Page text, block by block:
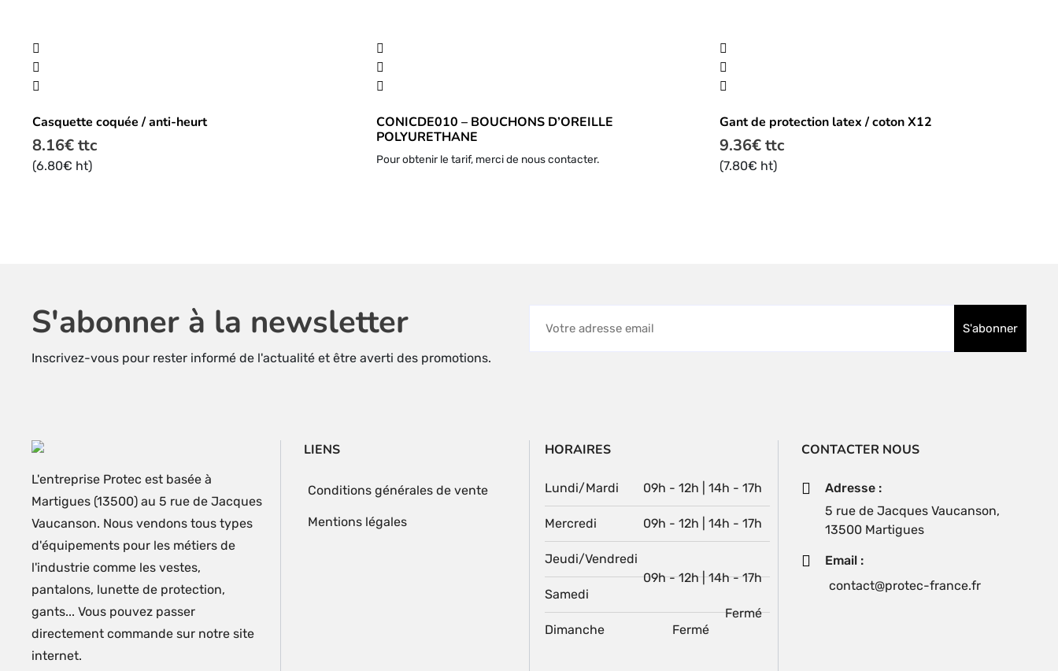
Casquette coquée / anti-heurt
8.16€ttc
(6.80€ ht)
CONICDE010 – BOUCHONS D’OREILLE
POLYURETHANE
Pour obtenir le tarif, merci de nous contacter.
Ce
produit
a
variations.
Les
options
Gant de protection latex / coton X12
9.36€ttc
(7.80€ ht)
S'abonner à la newsletter
Inscrivez-vous pour rester informé de l'actualité et être averti des promotions.
L'entreprise Protec est basée à
Martigues (13500) au 5 rue de Jacques
Vaucanson. Nous vendons tous types
d'équipements pour les métiers de
l'industrie comme les vestes,
pantalons, lunette de protection,
gants... Vous pouvez passer
directement commande sur notre site
internet.
LIENS
Conditions générales de vente
Mentions légales
HORAIRES
Lundi/Mardi 09h - 12h | 14h - 17h
Mercredi 09h - 12h | 14h - 17h
Jeudi/Vendredi
09h - 12h | 14h - 17h
Samedi
Fermé
Dimanche
Fermé
CONTACTER NOUS
Adresse :
5 rue de Jacques Vaucanson,
13500 Martigues
Email :
contact@protec-france.fr